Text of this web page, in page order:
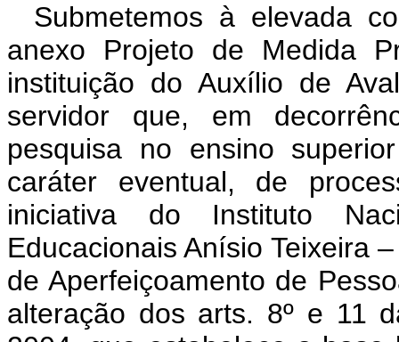
Submetemos à elevada
anexo Projeto de Medida
instituição do Auxílio de
servidor que, em
pesquisa no ensino
caráter eventual, de
iniciativa do Instituto
Educacionais Anísio Teixeira
de Aperfeiçoamento de
alteração dos arts. 8º e 11